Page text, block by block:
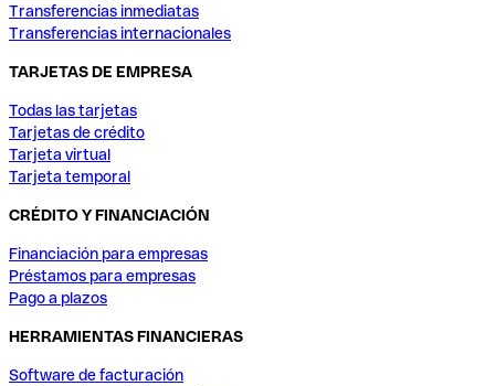
Transferencias inmediatas
Transferencias internacionales
TARJETAS DE EMPRESA
Todas las tarjetas
Tarjetas de crédito
Tarjeta virtual
Tarjeta temporal
CRÉDITO Y FINANCIACIÓN
Financiación para empresas
Préstamos para empresas
Pago a plazos
HERRAMIENTAS FINANCIERAS
Software de facturación